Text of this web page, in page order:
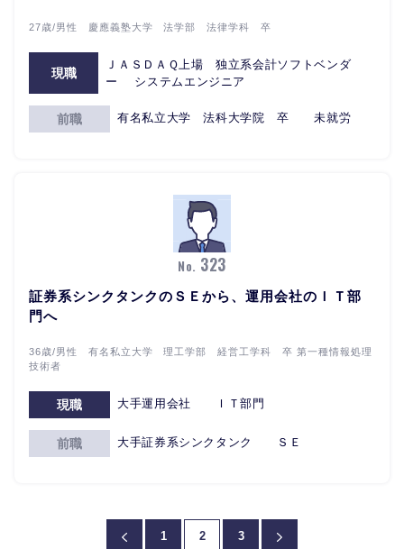
27歳/男性 慶應義塾大学 法学部 法律学科 卒
現職
ＪＡＳＤＡＱ上場 独立系会計ソフトベンダ
ー システムエンジニア
前職 有名私立大学 法科大学院 卒 未就労
No. 323
証券系シンクタンクのＳＥから、運用会社のＩＴ部
門へ
36歳/男性 有名私立大学 理工学部 経営工学科 卒 第一種情報処理
技術者
現職 大手運用会社 ＩＴ部門
前職 大手証券系シンクタンク ＳＥ
1 2 3